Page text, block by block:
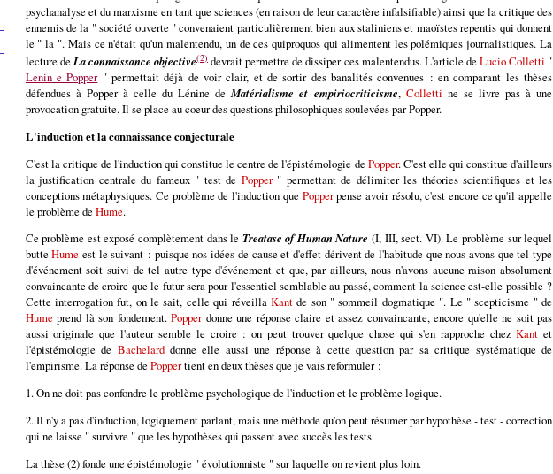
psychanalyse et du marxisme en tant que sciences (en raison de leur caractère infalsifiable) ainsi que la critique des
ennemis de la " société ouverte " convenaient particulièrement bien aux staliniens et maoïstes repentis qui donnent
le " la ". Mais ce n'était qu'un malentendu, un de ces quiproquos qui alimentent les polémiques journalistiques. La
lecture deLa connaissance objective(2) devrait permettre de dissiper ces malentendus. L'article de Lucio Colletti "
Lenin e Popper" permettait déjà de voir clair, et de sortir des banalités convenues : en comparant les thèses
défendues à Popper à celle du Lénine deMatérialisme et empiriocriticisme, Colletti ne se livre pas à une
provocation gratuite. Il se place au coeur des questions philosophiques soulevées par Popper.
L'induction et la connaissance conjecturale
C'est la critique de l'induction qui constitue le centre de l'épistémologie de Popper. C'est elle qui constitue d'ailleurs
la justification centrale du fameux " test de Popper" permettant de délimiter les théories scientifiques et les
conceptions métaphysiques. Ce problème de l'induction que Popperpense avoir résolu, c'est encore ce qu'il appelle
le problème de Hume.
Ce problème est exposé complètement dans le Treatase of Human Nature (I, III, sect. VI). Le problème sur lequel
butteHume est le suivant : puisque nos idées de cause et d'effet dérivent de l'habitude que nous avons que tel type
d'événement soit suivi de tel autre type d'événement et que, par ailleurs, nous n'avons aucune raison absolument
convaincante de croire que le futur sera pour l'essentiel semblable au passé, comment la science est-elle possible ?
Cette interrogation fut, on le sait, celle qui réveilla Kant de son " sommeil dogmatique ". Le " scepticisme " de
Hume prend là son fondement.Popperdonne une réponse claire et assez convaincante, encore qu'elle ne soit pas
aussi originale que l'auteur semble le croire : on peut trouver quelque chose qui s'en rapproche chezKant et
l'épistémologie de Bachelarddonne elle aussi une réponse à cette question par sa critique systématique de
l'empirisme. La réponse de Poppertient en deux thèses que je vais reformuler :
1. On ne doit pas confondre le problème psychologique de l'induction et le problème logique.
2. Il n'y a pas d'induction, logiquement parlant, mais une méthode qu'on peut résumer par hypothèse - test - correction
qui ne laisse " survivre " que les hypothèses qui passent avec succès les tests.
La thèse (2) fonde une épistémologie " évolutionniste " sur laquelle on revient plus loin.